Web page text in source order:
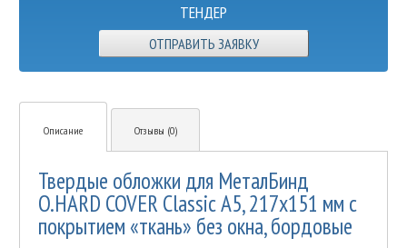
ТЕНДЕР
ОТПРАВИТЬ ЗАЯВКУ
Описание Отзывы (0)
Твердые обложки для МеталБинд
O.HARD COVER Classic А5, 217х151 мм с
покрытием «ткань» без окна, бордовые